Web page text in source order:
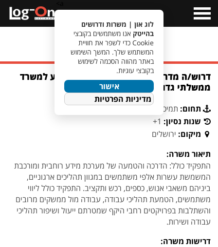
Menu
מעבר לחיפוש משרות
דרוש/ה מדריך/ה מטמיע/ה מערכות מידע למשרד
ממשלתי גדול הממוקם באזור ירושלים
תחום: תמיכה
שנות נסיון: 1+
מיקום: ירושלים
תיאור משרה:
התפקיד כולל: הדרכה והטמעה של מערכת מידע רוחבית ומורכבת
המשמשת עשרות אלפי משתמשים במגוון תהליכים ארגוניים,
ביניהם משאבי אנוש, כספים, רכש ותקציב. התפקיד כולל ליווי
משתמשים, הטמעת תהליכי עבודה, עבודה מול ממשקים מרובים
והשתלבות בפרויקטים רחבי היקף שמטרתם ייעול ושיפור תהליכי
עבודה ושירות.
דרישות משרה:
לוג און | משרות ודרושים
בהייטק אנו משתמשים בקובצי
Cookie כדי לשפר את חוויית
המשתמש שלך. המשך השימוש
באתר מהווה הסכמה לשימוש
בקובצי עוגיות.
אישור
מדיניות הפרטיות